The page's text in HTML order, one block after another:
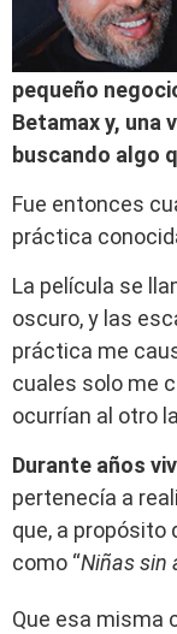
pequeño
Betamax y, una
buscando algo
Fue entonces
práctica
La película se
oscuro, y las
práctica me
cuales solo me
ocurrían al otro
Durante años
pertenecía a
que, a propósito
como “Niñas sin
Que esa misma